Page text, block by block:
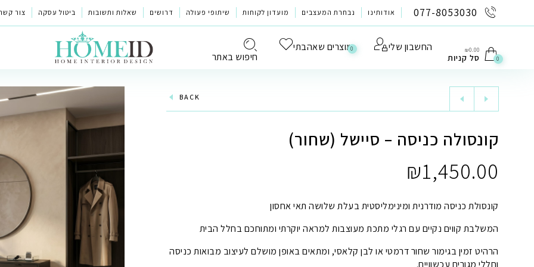
077-8053030 אודותינו נבחרת המעצבים מועדון לקוחות שיתופי פעולה דרושים שאלות ותשובות ביטול עסקה צור
חיפוש באתר
0מוצרים שאהבתי החשבון שלי ₪0.00
סל קניות 0
BACK
קונסולה כניסה – סיישל (שחור)
₪1,450.00
קונסולת כניסה מודרנית ומינימליסטית בעלת שלושה תאי אחסון
המשלבת קווים נקיים עם רגלי מתכת מעוצבות למראה יוקרתי ומתוחכם בחלל הבית
הרהיט זמין בגימור שחור דרמטי או לבן קלאסי, ומתאים באופן מושלם לעיצוב מבואות כניסה
וחללי מגורים עכשוויים.